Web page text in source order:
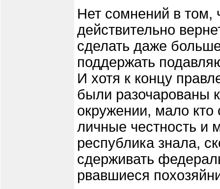
Нет сомнений в том,
действительно
сделать даже
поддержать
И хотя к концу
были разочарованы
окружении, мало кто
личные честность и
республика знала,
сдерживать
рвавшиеся